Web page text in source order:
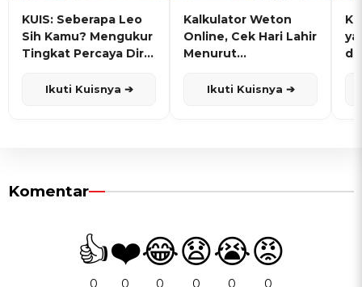
KUIS: Seberapa Leo
Sih Kamu? Mengukur
Tingkat Percaya Diri
Ikuti Kuisnya ➔
Kalkulator Weton
Online, Cek Hari Lahir
Menurut
Ikuti Kuisnya ➔
Komentar
👍
0
❤️
0
😂
0
😧
0
😭
0
😡
0